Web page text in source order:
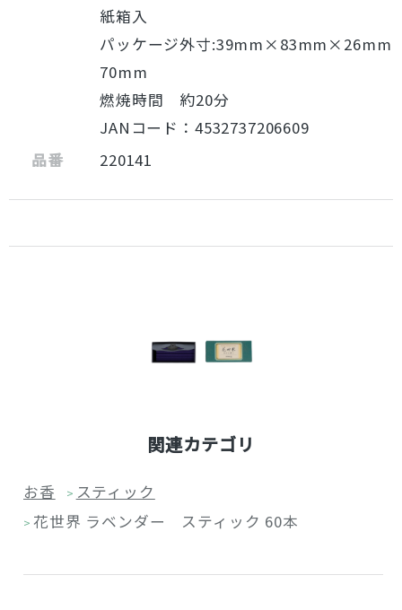
紙箱入
パッケージ外寸:39mm×83mm×26mm
70mm
燃焼時間 約20分
JANコード：4532737206609
品番
220141
関連カテゴリ
お香 > スティック
> 花世界 ラベンダー スティック 60本